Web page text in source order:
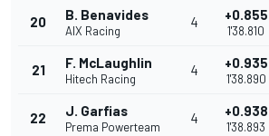
20 B. Benavides
AIX Racing
4 +0.855
1'38.810
21 F. McLaughlin
Hitech Racing
4 +0.935
1'38.890
22 J. Garfias
Prema Powerteam
4 +0.938
1'38.893